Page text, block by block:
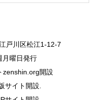
戸川区松江1-12-7
月曜日発行
zenshin.org開設
サイト開設.